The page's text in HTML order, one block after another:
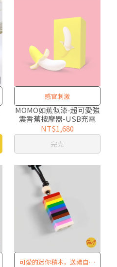
感官刺激
MOMO如蕉似漆-超可愛強
震香蕉按摩器-USB充電
NT$1,680
完売
可愛的迷你積木，送禮自用